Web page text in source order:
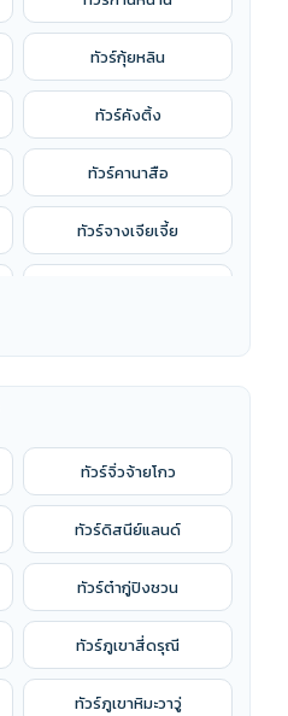
ทัวร์กุ้ยหลิน
ทัวร์คังติ้ง
ทัวร์คานาสือ
ทัวร์จางเจียเจี้ย
ทัวร์ซินเจียง
ทัวร์ซูโจว
ทัวร์ต้าถง
ทัวร์ต้าเหลียน
ทัวร์ปักกิ่ง
ทัวร์จิ่วจ้ายโกว
ทัวร์ดิสนีย์แลนด์
ทัวร์ต๋ากู่ปิงชวน
ทัวร์ภูเขาสี่ดรุณี
ทัวร์ภูเขาหิมะวาวู่